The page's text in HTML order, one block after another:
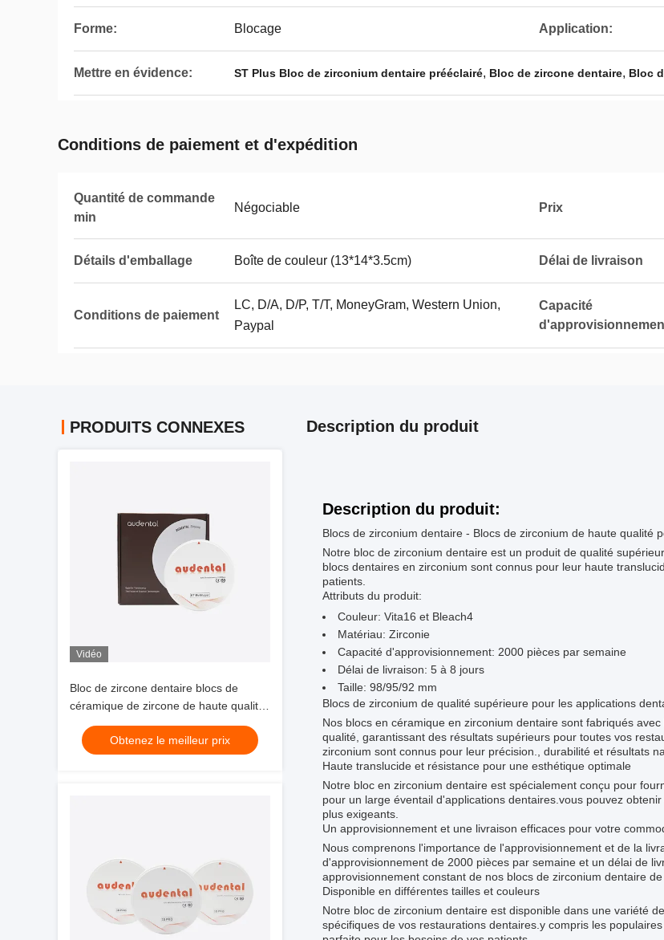
Forme: Blocage Application:
Mettre en évidence: ST Plus Bloc de zirconium dentaire prééclairé, Bloc de zircone dentaire, Bloc
Conditions de paiement et d'expédition
Quantité de commande
min
Négociable Prix
Détails d'emballage Boîte de couleur (13*14*3.5cm) Délai de livraison
Conditions de paiement
LC, D/A, D/P, T/T, MoneyGram, Western Union,
Paypal
Capacité
PRODUITS CONNEXES
Vidéo
Bloc de zircone dentaire blocs de
céramique de zircone de haute qualité
offrant des solutions de restauration
dentaire précises et durables
Obtenez le meilleur prix
Description du produit
Description du produit:
Blocs de zirconium dentaire - Blocs de zirconium de haute qualité
Notre bloc de zirconium dentaire est un produit de qualité
blocs dentaires en zirconium sont connus pour leur haute
patients.
Attributs du produit:
Couleur: Vita16 et Bleach4
Matériau: Zirconie
Capacité d'approvisionnement: 2000 pièces par semaine
Délai de livraison: 5 à 8 jours
Taille: 98/95/92 mm
Blocs de zirconium de qualité supérieure pour les applications
Nos blocs en céramique en zirconium dentaire sont fabriqués
qualité, garantissant des résultats supérieurs pour toutes vos
zirconium sont connus pour leur précision., durabilité et résultats
Haute translucide et résistance pour une esthétique optimale
Notre bloc en zirconium dentaire est spécialement conçu pour
pour un large éventail d'applications dentaires.vous pouvez
plus exigeants.
Un approvisionnement et une livraison efficaces pour votre
Nous comprenons l'importance de l'approvisionnement et de la
d'approvisionnement de 2000 pièces par semaine et un délai de
approvisionnement constant de nos blocs de zirconium dentaire
Disponible en différentes tailles et couleurs
Notre bloc de zirconium dentaire est disponible dans une variété
spécifiques de vos restaurations dentaires.y compris les